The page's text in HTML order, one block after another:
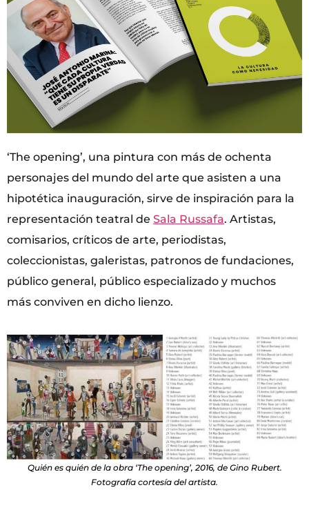
‘The opening’, una pintura con más de ochenta
personajes del mundo del arte que asisten a una
hipotética inauguración, sirve de inspiración para la
representación teatral de Sala Russafa. Artistas,
comisarios, críticos de arte, periodistas,
coleccionistas, galeristas, patronos de fundaciones,
público general, público especializado y muchos
más conviven en dicho lienzo.
Quién es quién de la obra ‘The opening’, 2016, de Gino Rubert.
Fotografía cortesía del artista.